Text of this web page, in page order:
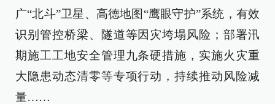
广“北斗”卫星、高德地图“鹰眼守护”系统，有效
识别管控桥梁、隧道等因灾垮塌风险；部署汛
期施工工地安全管理九条硬措施，实施火灾重
大隐患动态清零等专项行动，持续推动风险减
量……